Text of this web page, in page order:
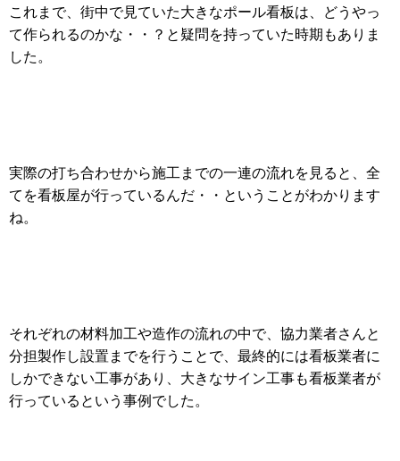
これまで、街中で見ていた大きなポール看板は、どうやっ
て作られるのかな・・？と疑問を持っていた時期もありま
した。
実際の打ち合わせから施工までの一連の流れを見ると、全
てを看板屋が行っているんだ・・ということがわかります
ね。
それぞれの材料加工や造作の流れの中で、協力業者さんと
分担製作し設置までを行うことで、最終的には看板業者に
しかできない工事があり、大きなサイン工事も看板業者が
行っているという事例でした。